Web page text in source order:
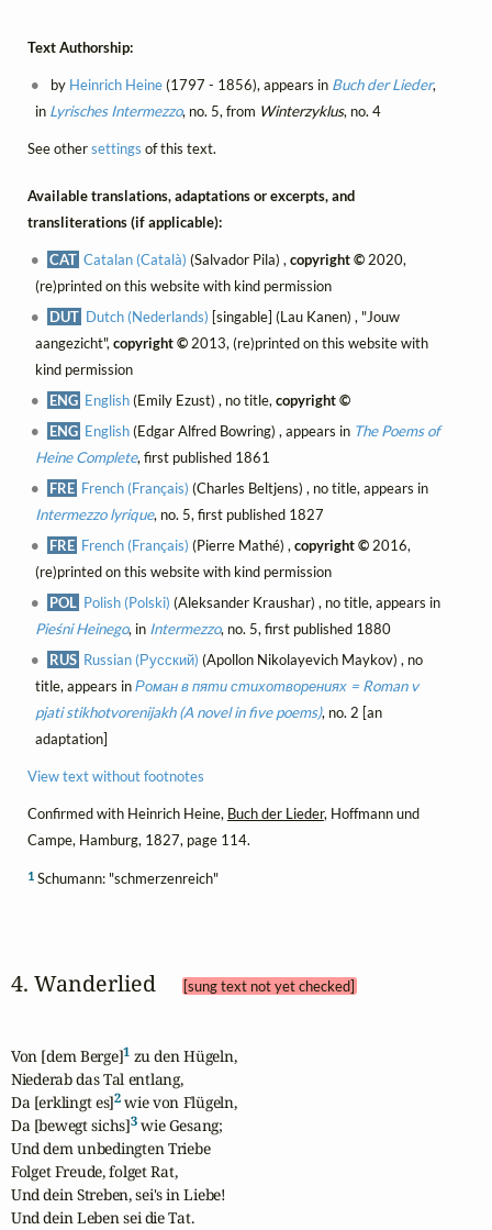
Text Authorship:
by Heinrich Heine(1797 - 1856), appears in Buch der Lieder,
in Lyrisches Intermezzo, no. 5, from Winterzyklus, no. 4
See othersettings of this text.
Available translations, adaptations or excerpts, and
transliterations (if applicable):
CAT Catalan (Català) (Salvador Pila) ,copyright © 2020,
(re)printed on this website with kind permission
DUT Dutch (Nederlands) [singable] (Lau Kanen) , "Jouw
aangezicht", copyright ©2013, (re)printed on this website with
kind permission
ENG English(Emily Ezust) , no title,copyright ©
ENG English(Edgar Alfred Bowring) , appears in The Poems of
Heine Complete, first published 1861
FRE French (Français) (Charles Beltjens) , no title, appears in
Intermezzo lyrique, no. 5, first published 1827
FRE French (Français) (Pierre Mathé) ,copyright © 2016,
(re)printed on this website with kind permission
POL Polish (Polski) (Aleksander Kraushar) , no title, appears in
Pieśni Heinego, in Intermezzo, no. 5, first published 1880
RUS Russian (Русский) (Apollon Nikolayevich Maykov) , no
title, appears inРоман в пяти стихотворениях = Roman v
pjati stikhotvorenijakh (A novel in five poems), no. 2 [an
adaptation]
View text without footnotes
Confirmed with Heinrich Heine, Buch der Lieder, Hoffmann und
Campe, Hamburg, 1827, page 114.
1Schumann: "schmerzenreich"
4. Wanderlied [sung text not yet checked]
Von [dem Berge]1 zu den Hügeln,
Niederab das Tal entlang,
Da [erklingt es]2 wie von Flügeln,
Da [bewegt sichs]3 wie Gesang;
Und dem unbedingten Triebe
Folget Freude, folget Rat,
Und dein Streben, sei's in Liebe!
Und dein Leben sei die Tat.